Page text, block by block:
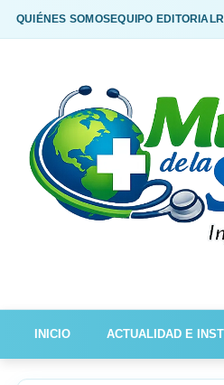
QUIÉNES SOMOSEQUIPO EDITORIAL
INICIO ACTUALIDAD E